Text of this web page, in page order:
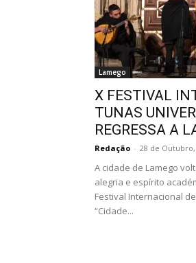
Lamego
X FESTIVAL
TUNAS
REGRESSA A
Redação - 28 de Outubro,
A cidade de Lamego
alegria e espírito
Festival Internacional
“Cidade...